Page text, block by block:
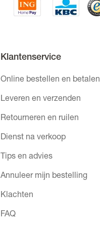
Klantenservice
Online bestellen en betalen
Leveren en verzenden
Retourneren en ruilen
Dienst na verkoop
Tips en advies
Annuleer mijn bestelling
Klachten
FAQ